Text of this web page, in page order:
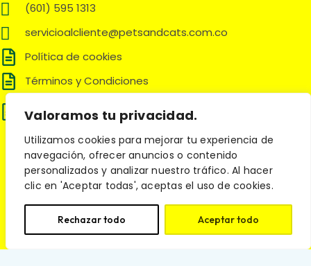
Valoramos tu privacidad.
Utilizamos cookies para mejorar tu experiencia de
navegación, ofrecer anuncios o contenido
personalizados y analizar nuestro tráfico. Al hacer
clic en 'Aceptar todas', aceptas el uso de cookies.
Rechazar todo Aceptar todo
(601) 595 1313
servicioalcliente@petsandcats.com.co
Política de cookies
Términos y Condiciones
personales
Síguenos en:
© 2025 Pets and Cats. Todos los derechos reservados.